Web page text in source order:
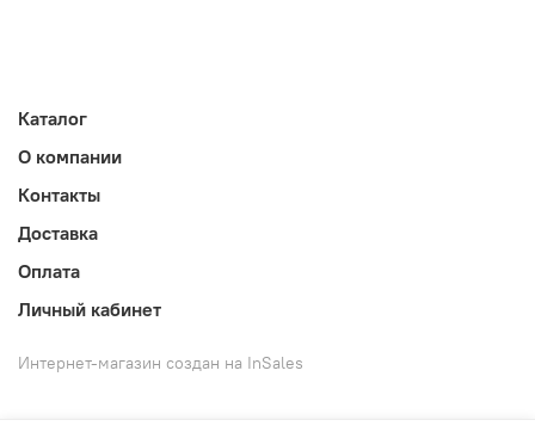
Каталог
О компании
Контакты
Доставка
Оплата
Личный кабинет
Интернет-магазин создан на InSales